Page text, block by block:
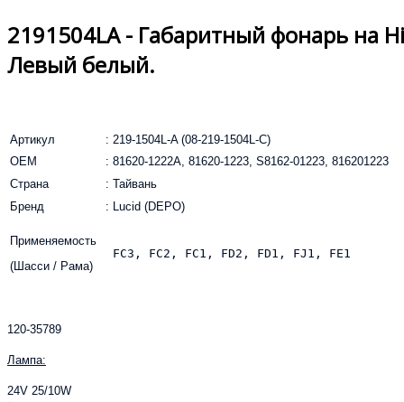
2191504LA - Габаритный фонарь на
Левый белый.
Артикул : 219-1504L-A (08-219-1504L-C)
OEM
: 81620-1222A, 81620-1223, S8162-01223, 816201223
Страна
: Тайвань
Бренд
: Lucid (DEPO)
Применяемость
(Шасси / Рама)
FC3, FC2, FC1, FD2, FD1, FJ1, FE1
120-35789
Лампа:
24V 25/10W